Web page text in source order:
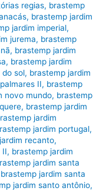
regias, brastemp
, brastemp jardim
jardim imperial,
jurema, brastemp
, brastemp jardim
, brastemp jardim
do sol, brastemp jardim
II, brastemp
novo mundo, brastemp
, brastemp jardim
jardim
jardim portugal,
recanto,
II, brastemp jardim
jardim santa
brastemp jardim santa
jardim santo antônio,